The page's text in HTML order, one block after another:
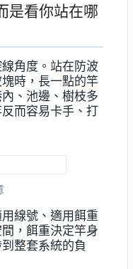
是看你站在哪
角度。站在防波
時，長一點的竿
、池邊、樹枝多
而容易卡手、打
線號、適用餌重
，餌重決定竿身
整套系統的負